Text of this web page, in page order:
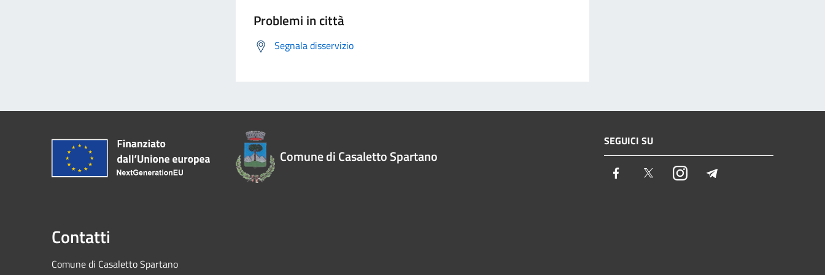
Problemi in città
Segnala disservizio
Comune di Casaletto Spartano
SEGUICI SU
Facebook TwitterInstagram
Contatti
Comune di Casaletto Spartano